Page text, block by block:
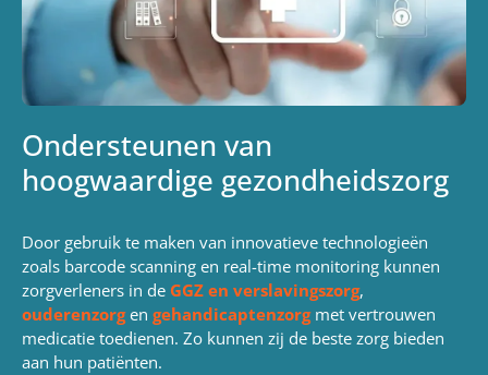
Ondersteunen van
hoogwaardige gezondheidszorg
Door gebruik te maken van innovatieve technologieën
zoals barcode scanning en real-time monitoring kunnen
zorgverleners in de GGZ en verslavingszorg,
ouderenzorgen gehandicaptenzorgmet vertrouwen
medicatie toedienen. Zo kunnen zij de beste zorg bieden
aan hun patiënten.